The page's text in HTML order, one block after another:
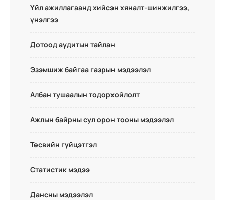
Үйл ажиллагаанд хийсэн хяналт-шинжилгээ,
үнэлгээ
Дотоод аудитын тайлан
Эзэмшиж байгаа газрын мэдээлэл
Албан тушаалын тодорхойлолт
Ажлын байрны сул орон тооны мэдээлэл
Төсвийн гүйцэтгэл
Статистик мэдээ
Дансны мэдээлэл